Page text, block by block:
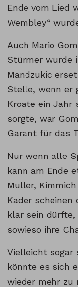
Ende vom Lied
Wembley“
Auch Mario
Stürmer wurde
Mandzukic
Stelle, wenn er
Kroate ein Jahr
sorgte, war
Garant für das
Nur wenn alle
kann am Ende
Müller,
Kader scheinen
klar sein
sowieso ihre
Vielleicht sogar
könnte es sich
wieder mehr zu